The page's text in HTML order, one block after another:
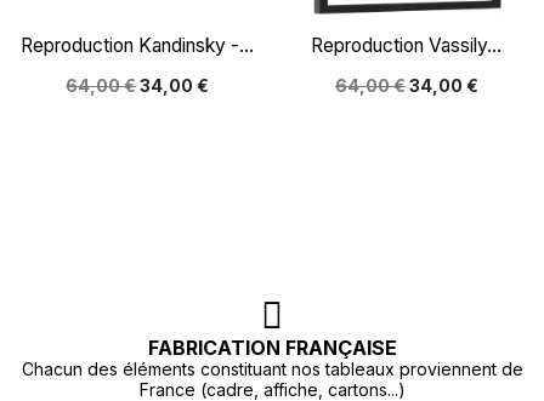
Reproduction Kandinsky -...
64,00 €34,00 €
Reproduction Vassily...
64,00 €34,00 €
FABRICATION FRANÇAISE
Chacun des éléments constituant nos tableaux proviennent de
France (cadre, affiche, cartons...)